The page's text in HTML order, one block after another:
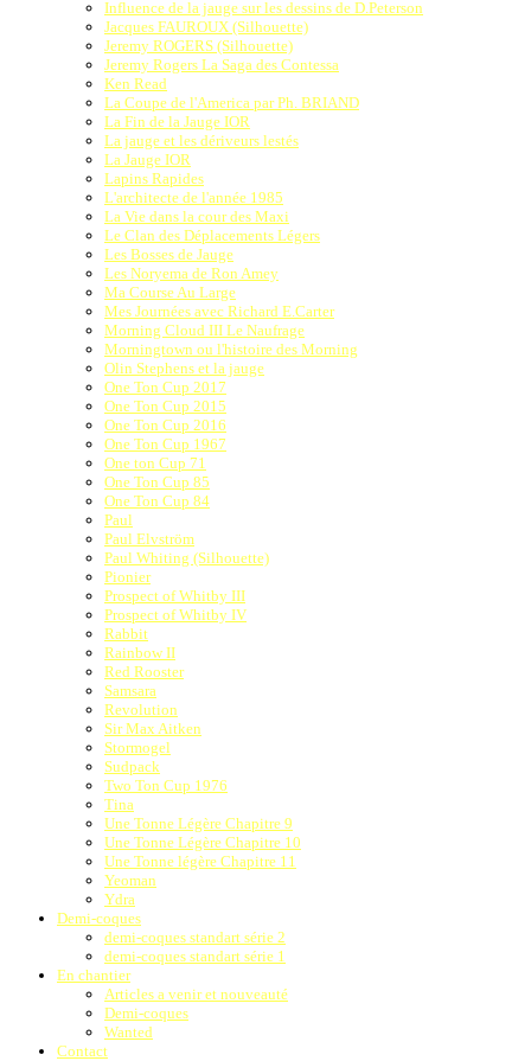
Influence de la jauge sur les dessins de D.Peterson
Jacques FAUROUX (Silhouette)
Jeremy ROGERS (Silhouette)
Jeremy Rogers La Saga des Contessa
Ken Read
La Coupe de l'America par Ph. BRIAND
La Fin de la Jauge IOR
La jauge et les dériveurs lestés
La Jauge IOR
Lapins Rapides
L'architecte de l'année 1985
La Vie dans la cour des Maxi
Le Clan des Déplacements Légers
Les Bosses de Jauge
Les Noryema de Ron Amey
Ma Course Au Large
Mes Journées avec Richard E.Carter
Morning Cloud III Le Naufrage
Morningtown ou l'histoire des Morning
Olin Stephens et la jauge
One Ton Cup 2017
One Ton Cup 2015
One Ton Cup 2016
One Ton Cup 1967
One ton Cup 71
One Ton Cup 85
One Ton Cup 84
Paul
Paul Elvström
Paul Whiting (Silhouette)
Pionier
Prospect of Whitby III
Prospect of Whitby IV
Rabbit
Rainbow II
Red Rooster
Samsara
Revolution
Sir Max Aitken
Stormogel
Sudpack
Two Ton Cup 1976
Tina
Une Tonne Légère Chapitre 9
Une Tonne Légère Chapitre 10
Une Tonne légère Chapitre 11
Yeoman
Ydra
Demi-coques
demi-coques standart série 2
demi-coques standart série 1
En chantier
Articles a venir et nouveauté
Demi-coques
Wanted
Contact